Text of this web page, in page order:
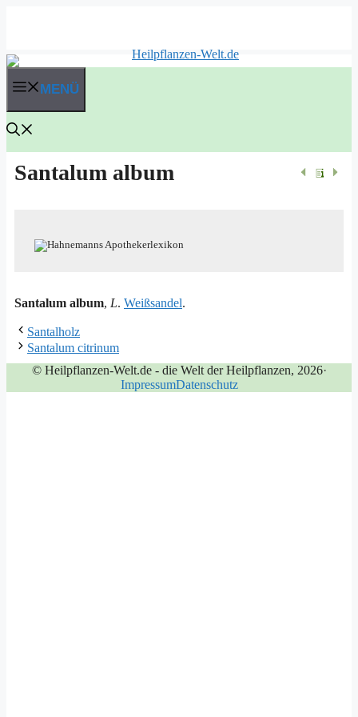
MENÜ
Santalum album
San­talum album, L. Weiß­san­del.
Santalholz
Santalum citrinum
© Heilpflanzen-Welt.de - die Welt der Heilpflanzen, 2026·
ImpressumDatenschutz